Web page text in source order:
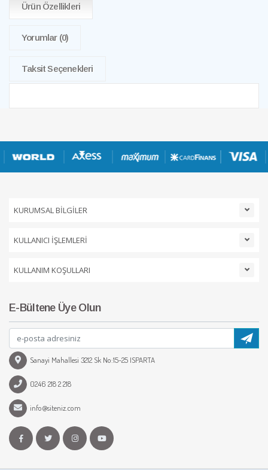
Ürün Özellikleri
Yorumlar (0)
Taksit Seçenekleri
KURUMSAL BİLGİLER
KULLANICI İŞLEMLERİ
KULLANIM KOŞULLARI
E-Bültene Üye Olun
Sanayi Mahallesi 3212 Sk No:15-25 ISPARTA
0246 218 2 218
info@siteniz.com